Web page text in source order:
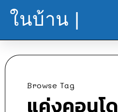
ในบ้าน |
Browse Tag
แค่งคอนโด